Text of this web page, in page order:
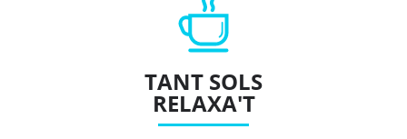
TANT SOLS
RELAXA'T